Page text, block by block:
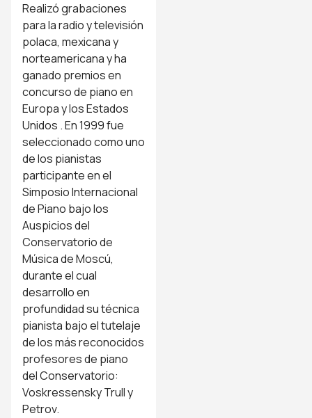
Realizó grabaciones
para la radio y televisión
polaca, mexicana y
norteamericana y ha
ganado premios en
concurso de piano en
Europa y los Estados
Unidos . En 1999 fue
seleccionado como uno
de los pianistas
participante en el
Simposio Internacional
de Piano bajo los
Auspicios del
Conservatorio de
Música de Moscú,
durante el cual
desarrollo en
profundidad su técnica
pianista bajo el tutelaje
de los más reconocidos
profesores de piano
del Conservatorio:
Voskressensky Trull y
Petrov.